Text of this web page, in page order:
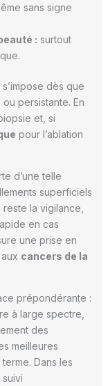
sans signe
: surtout
s’impose dès que
persistante. En
et, si
pour l’ablation
d’une telle
superficiels
la vigilance,
en cas
une prise en
cancers de la
prépondérante :
à large spectre,
des
meilleures
Dans les